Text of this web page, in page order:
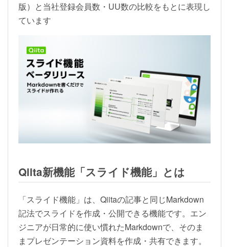
版）と当社登録会員数・UU数の比較をもとに表現し
ています
Qiita新機能「スライド機能」とは
「スライド機能」は、Qiitaの記事と同じMarkdown
記法でスライドを作成・公開できる機能です。エン
ジニアが日常的に使い慣れたMarkdownで、そのま
まプレゼンテーション資料を作成・共有できます。